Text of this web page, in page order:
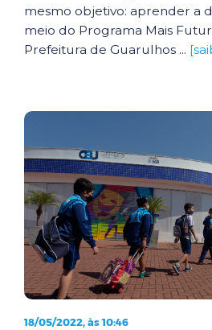
mesmo objetivo: aprender a
meio do Programa Mais
Prefeitura de Guarulhos ...
18/05/2022, às 10:46